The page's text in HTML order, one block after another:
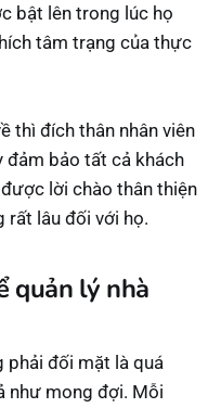
bật lên trong lúc họ
tâm trạng của thực
thì đích thân nhân viên
đảm bảo tất cả khách
lời chào thân thiện
rất lâu đối với họ.
quản lý nhà
phải đối mặt là quá
như mong đợi. Mỗi